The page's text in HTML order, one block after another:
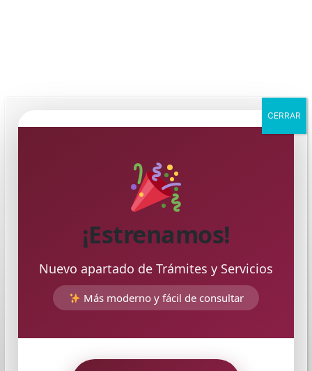
¡Estrenamos!
Nuevo apartado de Trámites y Servicios
Más moderno y fácil de consultar
CERRAR